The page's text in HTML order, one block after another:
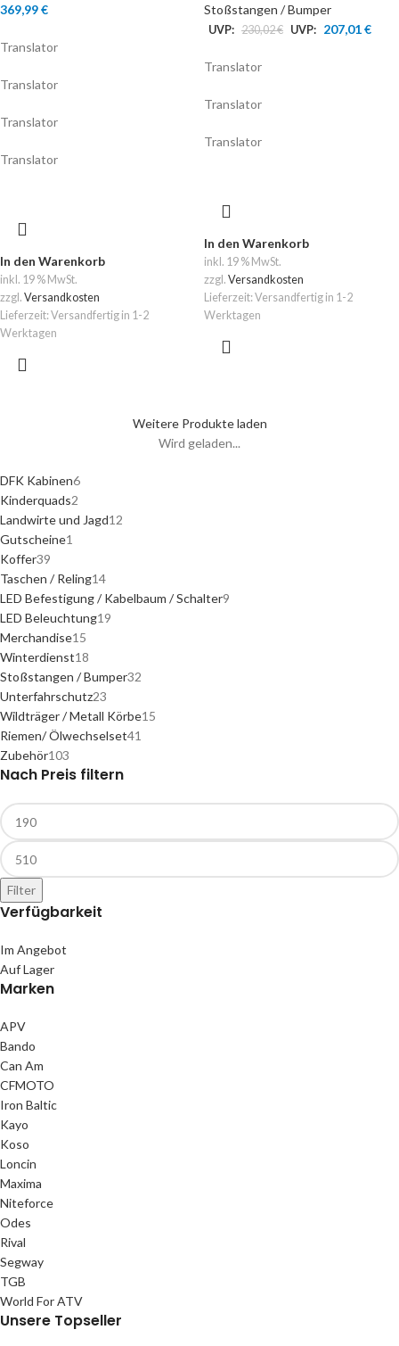
DFK Kabinen6
Kinderquads2
Landwirte und Jagd12
Gutscheine1
Koffer39
Taschen / Reling14
LED Befestigung / Kabelbaum / Schalter9
LED Beleuchtung19
Merchandise15
Winterdienst18
Stoßstangen / Bumper32
Unterfahrschutz23
Wildträger / Metall Körbe15
Riemen/ Ölwechselset41
Zubehör103
Nach Preis filtern
Filter
Verfügbarkeit
Im Angebot
Auf Lager
Marken
APV
Bando
Can Am
CFMOTO
Iron Baltic
Kayo
Koso
Loncin
Maxima
Niteforce
Odes
Rival
Segway
TGB
World For ATV
Unsere Topseller
369,99€
Translator
Translator
Translator
Translator
In den Warenkorb
inkl. 19 % MwSt.
zzgl. Versandkosten
Lieferzeit: Versandfertig in 1-2
Werktagen
Stoßstangen / Bumper
UVP: 230,02€ UVP: 207,01€
Translator
Translator
Translator
In den Warenkorb
inkl. 19 % MwSt.
zzgl. Versandkosten
Lieferzeit: Versandfertig in 1-2
Werktagen
Weitere Produkte laden
Wird geladen...